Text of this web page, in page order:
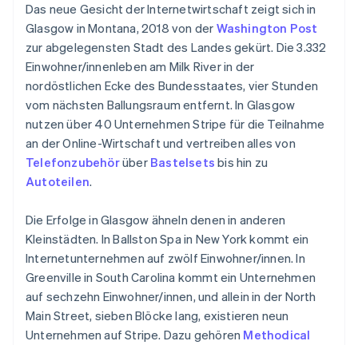
Das neue Gesicht der Internetwirtschaft zeigt sich in
Glasgow in Montana, 2018 von der Washington Post
zur abgelegensten Stadt des Landes gekürt. Die 3.332
Einwohner/innenleben am Milk River in der
nordöstlichen Ecke des Bundesstaates, vier Stunden
vom nächsten Ballungsraum entfernt. In Glasgow
nutzen über 40 Unternehmen Stripe für die Teilnahme
an der Online-Wirtschaft und vertreiben alles von
Telefonzubehörüber Bastelsets bis hin zu
Autoteilen.
Die Erfolge in Glasgow ähneln denen in anderen
Kleinstädten. In Ballston Spa in New York kommt ein
Internetunternehmen auf zwölf Einwohner/innen. In
Greenville in South Carolina kommt ein Unternehmen
auf sechzehn Einwohner/innen, und allein in der North
Main Street, sieben Blöcke lang, existieren neun
Unternehmen auf Stripe. Dazu gehören Methodical